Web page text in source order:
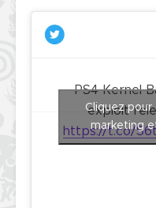
PS4 Kernel
exploit
https://t.co/
Cliquez
marketing
dévoile
vidéo